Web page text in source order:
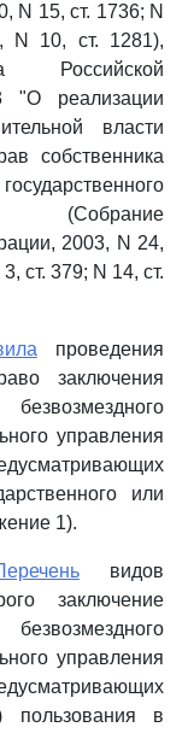
N 15, ст. 1736; N
N 10, ст. 1281),
Российской
"О реализации
власти
собственника
(Собрание
2003, N 24,
ст. 379; N 14, ст.
проведения
заключения
управления
или
1).
видов
заключение
управления
в